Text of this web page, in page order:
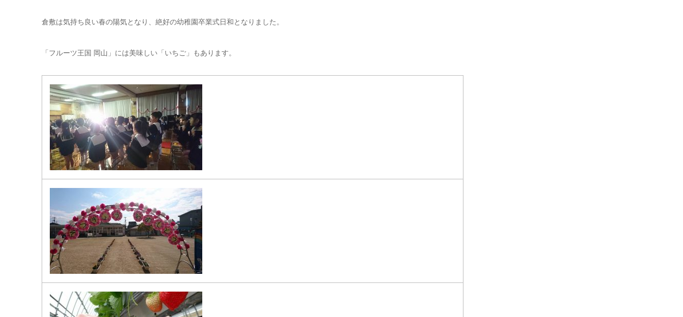
倉敷は気持ち良い春の陽気となり、絶好の幼稚園卒業式日和となりました。
「フルーツ王国 岡山」には美味しい「いちご」もあります。